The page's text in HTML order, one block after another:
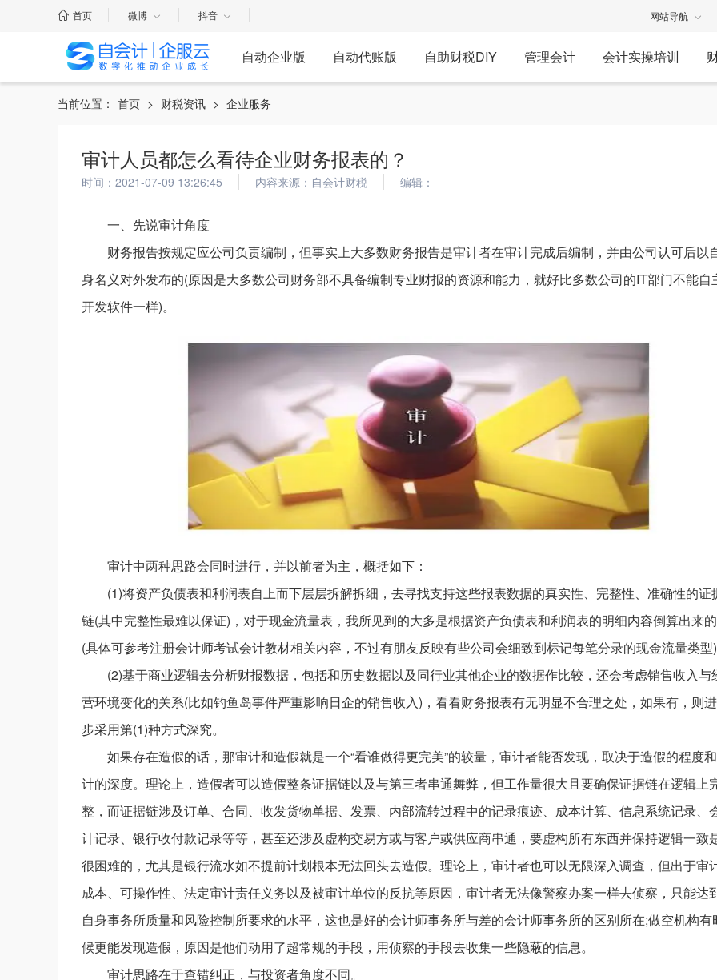
首页 微博 抖音 网站导航
自动企业版 自动代账版 自助财税DIY 管理会计 会计实操培训
当前位置： 首页 > 财税资讯 > 企业服务
审计人员都怎么看待企业财务报表的？
时间：2021-07-09 13:26:45 内容来源：自会计财税 编辑：
一、先说审计角度
财务报告按规定应公司负责编制，但事实上大多数财务报告是审计者在审计完成后编制，并由公司认可后以
身名义对外发布的(原因是大多数公司财务部不具备编制专业财报的资源和能力，就好比多数公司的IT部门不能自
开发软件一样)。
审计中两种思路会同时进行，并以前者为主，概括如下：
(1)将资产负债表和利润表自上而下层层拆解拆细，去寻找支持这些报表数据的真实性、完整性、准确性的证
链(其中完整性最难以保证)，对于现金流量表，我所见到的大多是根据资产负债表和利润表的明细内容倒算出来的
(具体可参考注册会计师考试会计教材相关内容，不过有朋友反映有些公司会细致到标记每笔分录的现金流量类型)
(2)基于商业逻辑去分析财报数据，包括和历史数据以及同行业其他企业的数据作比较，还会考虑销售收入与
营环境变化的关系(比如钓鱼岛事件严重影响日企的销售收入)，看看财务报表有无明显不合理之处，如果有，则
步采用第(1)种方式深究。
如果存在造假的话，那审计和造假就是一个“看谁做得更完美”的较量，审计者能否发现，取决于造假的程度
计的深度。理论上，造假者可以造假整条证据链以及与第三者串通舞弊，但工作量很大且要确保证据链在逻辑上
整，而证据链涉及订单、合同、收发货物单据、发票、内部流转过程中的记录痕迹、成本计算、信息系统记录、
计记录、银行收付款记录等等，甚至还涉及虚构交易方或与客户或供应商串通，要虚构所有东西并保持逻辑一致
很困难的，尤其是银行流水如不提前计划根本无法回头去造假。理论上，审计者也可以无限深入调查，但出于审
成本、可操作性、法定审计责任义务以及被审计单位的反抗等原因，审计者无法像警察办案一样去侦察，只能达
自身事务所质量和风险控制所要求的水平，这也是好的会计师事务所与差的会计师事务所的区别所在;做空机构有
候更能发现造假，原因是他们动用了超常规的手段，用侦察的手段去收集一些隐蔽的信息。
审计思路在于查错纠正，与投资者角度不同。